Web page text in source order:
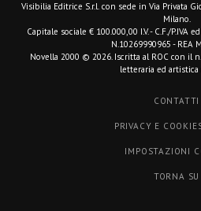
Visibilia Editrice S.r.l. con sede in Via Privata
Milano.
Capitale sociale € 100.000,00 I.V. - C.F./P.IVA
N.10269990965 - REA
Novella 2000 © 2026. Iscritta al ROC con il
letteraria ed artistica
CONTATTI
PRIVACY E
IMPOSTAZIONI
TORNA SU